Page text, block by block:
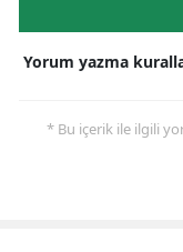
Yorum yazma
* Bu içerik ile ilgili